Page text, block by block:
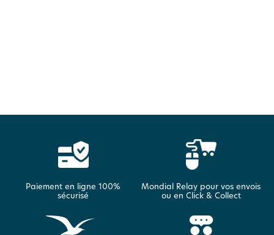
Paiement en ligne 100%
sécurisé
Mondial Relay pour vos envois
ou en Click & Collect